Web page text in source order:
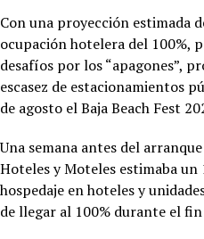
Con una proyección estimada
ocupación hotelera del 100%,
desafíos por los “apagones”,
escasez de estacionamientos
de agosto el Baja Beach Fest
Una semana antes del
Hoteles y Moteles estimaba un
hospedaje en hoteles y
de llegar al 100% durante el fin